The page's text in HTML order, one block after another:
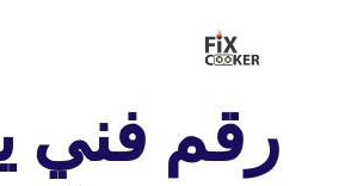
رقم فني